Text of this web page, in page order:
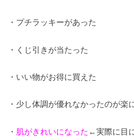
・プチラッキーがあった
・くじ引きが当たった
・いい物がお得に買えた
・少し体調が優れなかったのが楽
・ 肌がきれいになった ←実際に目